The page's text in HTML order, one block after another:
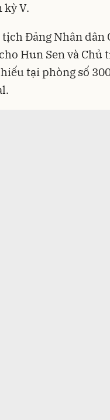
kỳ V.
Đảng Nhân dân
Hun Sen và
tại phòng số